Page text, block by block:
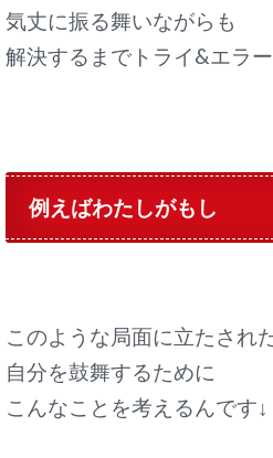
気丈に振る舞いながらも
解決するまでトライ&エラ
例えばわたしがもし
このような局面に立たされ
自分を鼓舞するために
こんなことを考えるんです↓